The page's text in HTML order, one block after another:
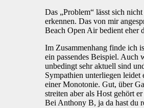
Das „Problem“ lässt sich
erkennen. Das von mir
Beach Open Air bedient eher
Im Zusammenhang finde ich
ein passendes Beispiel. Auch
unbedingt sehr aktuell sind
Sympathien unterliegen leidet
einer Monotonie. Gut, über
streiten aber als Host gehört
Bei Anthony B, ja da hast du